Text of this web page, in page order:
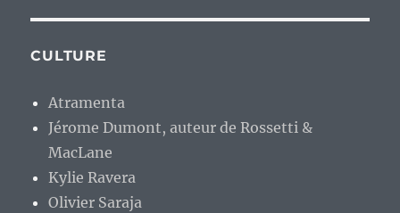
CULTURE
Atramenta
Jérome Dumont, auteur de Rossetti &
MacLane
Kylie Ravera
Olivier Saraja